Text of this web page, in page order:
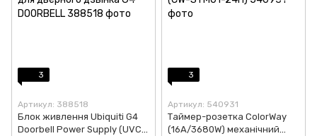
3
Артикул: 388518
Блок живлення Ubiquiti G4
Doorbell Power Supply (UVC-
3
Артикул: 540931
Таймер-розетка ColorWay
(16A/3680W) механічний